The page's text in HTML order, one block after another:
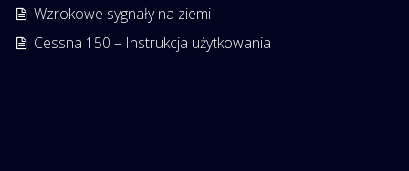
Wzrokowe sygnały na ziemi
Cessna 150 – Instrukcja użytkowania